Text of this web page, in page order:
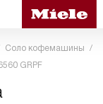
Соло кофемашины
GRPF